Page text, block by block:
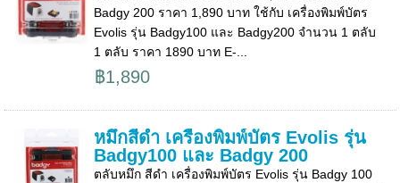
Badgy 200 ราคา 1,890 บาท ใช้กับ เครื่องพิมพ์บัตร
Evolis รุ่น Badgy100 และ Badgy200 จำนวน 1 ตลับ
1 ตลับ ราคา 1890 บาท E-...
฿1,890
หมึกสีดำ เครื่องพิมพ์บัตร Evolis รุ่น
Badgy100 และ Badgy 200
ตลับหมึก สีดำ เครื่องพิมพ์บัตร Evolis รุ่น Badgy 100